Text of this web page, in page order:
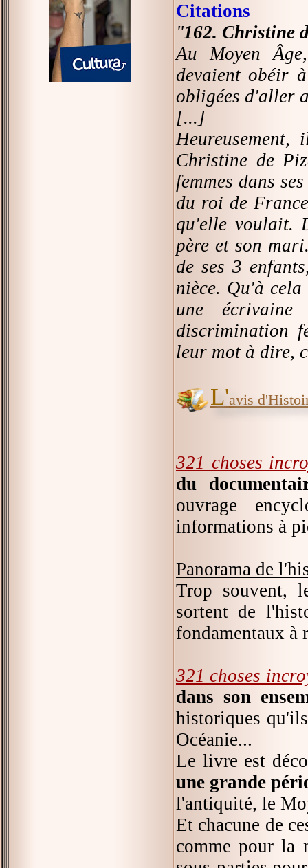
Citations
"162. Christine
Au Moyen
devaient obéir
obligées d'aller
[...]
Christine de
femmes dans
du roi de
qu'elle voulait.
père et son
de ses 3
nièce. Qu'à
une
discrimination
leur mot à dire,
L'avis
321 choses
du
ouvrage
informations à
Panorama de
Trop souvent,
sortent de
fondamentaux à
321 choses
dans son
historiques
Océanie...
Le livre est
une grande
l'antiquité, le
Et chacune de
comme pour la